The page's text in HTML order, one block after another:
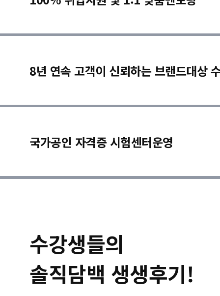
8년 연속 고객이 신뢰하는 브랜드대상
국가공인 자격증 시험센터운영
수강생들의
솔직담백 생생후기!